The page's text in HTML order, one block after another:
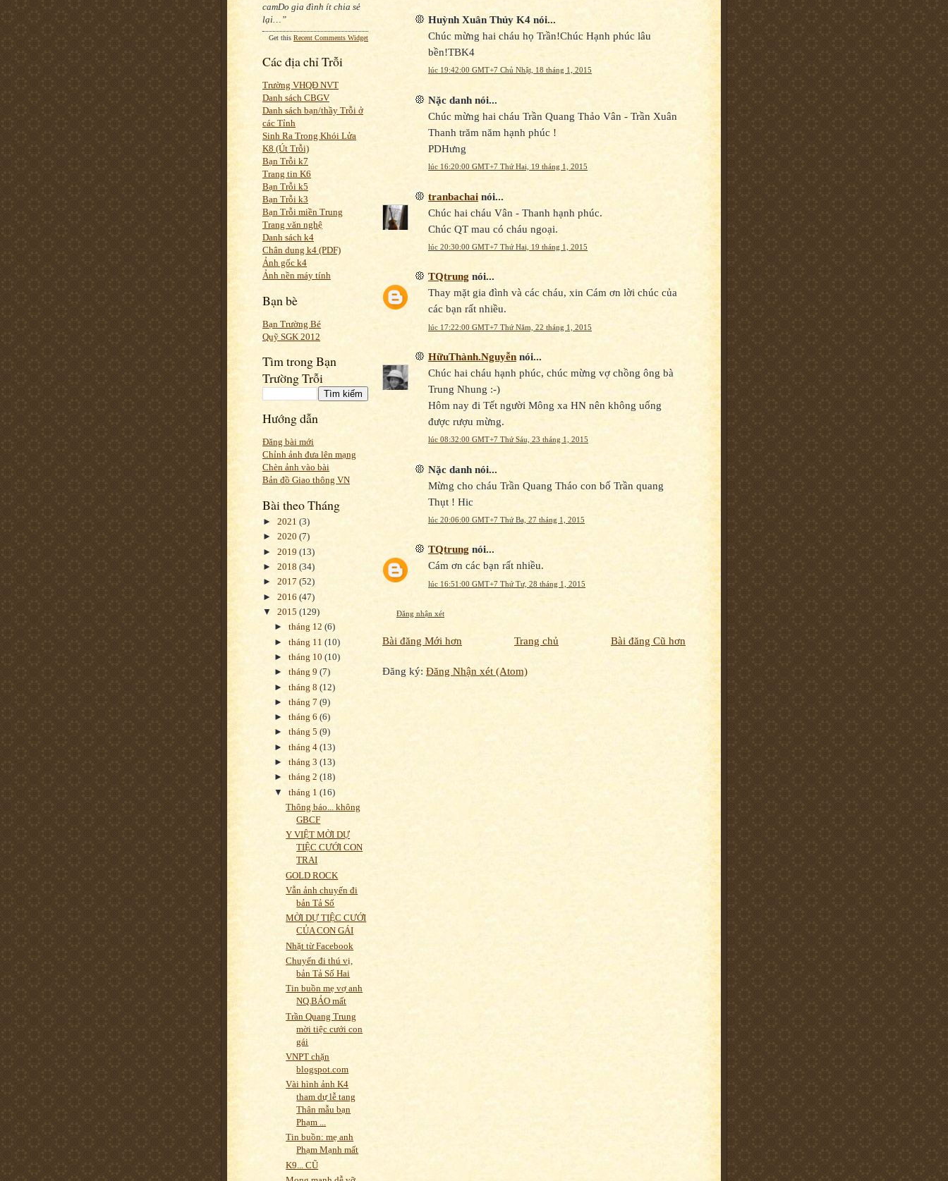
camDo gia đình ít chia sẻ
lại…”
Get this Recent Comments Widget
Các địa chỉ Trỗi
Trường VHQĐ NVT
Danh sách CBGV
Danh sách bạn/thầy Trỗi ở
các Tỉnh
Sinh Ra Trong Khói Lửa
K8 (Út Trỗi)
Bạn Trỗi k7
Trang tin K6
Bạn Trỗi k5
Bạn Trỗi k3
Bạn Trỗi miền Trung
Trang văn nghệ
Danh sách k4
Chân dung k4 (PDF)
Ảnh gốc k4
Ảnh nền máy tính
Bạn bè
Bạn Trường Bé
Quỹ SGK 2012
Tìm trong Bạn
Trường Trỗi
Hướng dẫn
Đăng bài mới
Chỉnh ảnh đưa lên mạng
Chèn ảnh vào bài
Bản đồ Giao thông VN
Bài theo Tháng
► 2021 (3)
► 2020 (7)
► 2019 (13)
► 2018 (34)
► 2017 (52)
► 2016 (47)
▼ 2015 (129)
► tháng 12 (6)
► tháng 11 (10)
► tháng 10 (10)
► tháng 9 (7)
► tháng 8 (12)
► tháng 7 (9)
► tháng 6 (6)
► tháng 5 (9)
► tháng 4 (13)
► tháng 3 (13)
► tháng 2 (18)
▼ tháng 1 (16)
Thông báo... không
GBCF
Y VIỆT MỜI DỰ
TIỆC CƯỚI CON
TRAI
GOLD ROCK
Vẫn ảnh chuyến đi
bản Tả Số
MỜI DỰ TIỆC CƯỚI
CỦA CON GÁI
Nhặt từ Facebook
Chuyến đi thú vị,
bản Tả Số Hai
Tin buồn mẹ vợ anh
NQ.BẢO mất
Trần Quang Trung
mời tiệc cưới con
gái
VNPT chặn
blogspot.com
Vài hình ảnh K4
tham dự lễ tang
Thân mẫu bạn
Phạm ...
Tin buồn: mẹ anh
Phạm Mạnh mất
K9... CŨ
Huỳnh Xuân Thủy K4 nói...
Chúc mừng hai cháu họ Trần!Chúc Hạnh phúc lâu
bền!TBK4
lúc 19:42:00 GMT+7 Chủ Nhật, 18 tháng 1, 2015
Nặc danh nói...
Chúc mừng hai cháu Trần Quang Thảo Vân - Trần Xuân
Thanh trăm năm hạnh phúc !
PDHưng
lúc 16:20:00 GMT+7 Thứ Hai, 19 tháng 1, 2015
tranbachai nói...
Chúc hai cháu Vân - Thanh hạnh phúc.
Chúc QT mau có cháu ngoại.
lúc 20:30:00 GMT+7 Thứ Hai, 19 tháng 1, 2015
TQtrung nói...
Thay mặt gia đình và các cháu, xin Cám ơn lời chúc của
các bạn rất nhiều.
lúc 17:22:00 GMT+7 Thứ Năm, 22 tháng 1, 2015
HữuThành.Nguyễn nói...
Chúc hai cháu hạnh phúc, chúc mừng vợ chồng ông bà
Trung Nhung :-)
Hôm nay đi Tết người Mông xa HN nên không uống
được rượu mừng.
lúc 08:32:00 GMT+7 Thứ Sáu, 23 tháng 1, 2015
Nặc danh nói...
Mừng cho cháu Trần Quang Tháo con bố Trần quang
Thụt ! Hic
lúc 20:06:00 GMT+7 Thứ Ba, 27 tháng 1, 2015
TQtrung nói...
Cám ơn các bạn rất nhiều.
lúc 16:51:00 GMT+7 Thứ Tư, 28 tháng 1, 2015
Đăng nhận xét
Bài đăng Mới hơn Bài đăng Cũ hơn
Trang chủ
Đăng ký: Đăng Nhận xét (Atom)